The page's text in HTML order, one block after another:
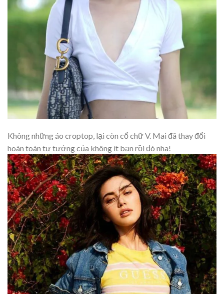
Không những áo croptop, lại còn cổ chữ V. Mai đã thay đổi
hoàn toàn tư tưởng của không ít bạn rồi đó nha!